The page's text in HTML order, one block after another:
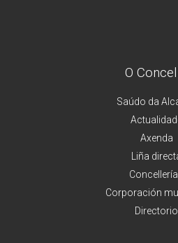
O
Saúdo da
Axenda
Liña
Corporación
Directorio